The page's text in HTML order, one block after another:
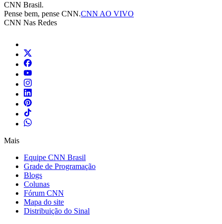
CNN Brasil.
Pense bem, pense CNN.CNN AO VIVO
CNN Nas Redes
Mais
Equipe CNN Brasil
Grade de Programação
Blogs
Colunas
Fórum CNN
Mapa do site
Distribuição do Sinal